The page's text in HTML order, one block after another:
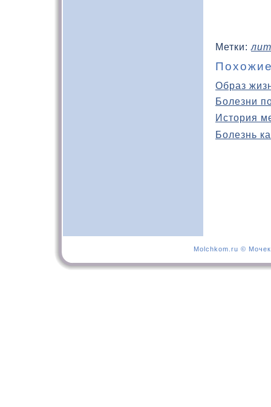
Метки:
Образ
Болезни
История
Болезнь
Molchkom.ru ©